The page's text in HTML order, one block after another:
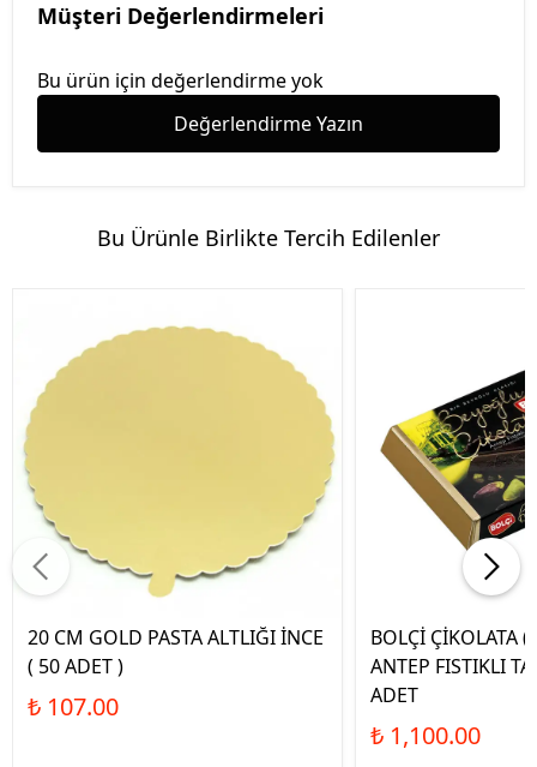
Müşteri Değerlendirmeleri
Bu ürün için değerlendirme yok
Değerlendirme Yazın
Bu Ürünle Birlikte Tercih Edilenler
20 CM GOLD PASTA ALTLIĞI İNCE
( 50 ADET )
₺ 107.00
BOLÇİ ÇİKOLATA
ANTEP FISTIKLI
ADET
₺ 1,100.00